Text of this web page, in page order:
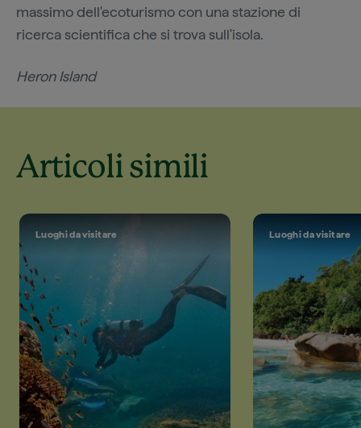
massimo dell'ecoturismo con una stazione di
ricerca scientifica che si trova sull'isola.
Heron Island
Articoli simili
Luoghi da visitare Luoghi da visitare